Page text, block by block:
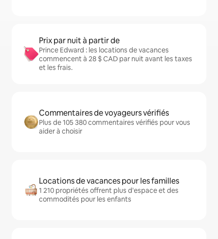
Prix par nuit à partir de
Prince Edward : les locations de vacances
commencent à 28 $ CAD par nuit avant les taxes
et les frais.
Commentaires de voyageurs vérifiés
Plus de 105 380 commentaires vérifiés pour vous
aider à choisir
Locations de vacances pour les familles
1 210 propriétés offrent plus d'espace et des
commodités pour les enfants